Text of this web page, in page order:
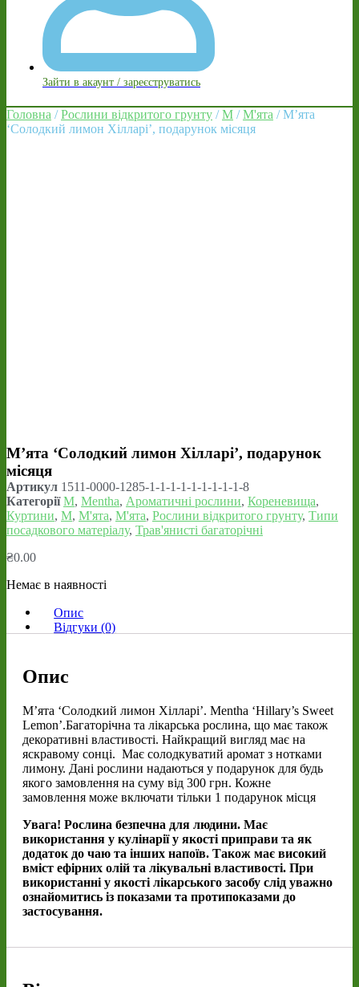
Зайти в акаунт / зареєструватись
Головна /Рослини відкритого грунту /М /М'ята / М’ята
‘Солодкий лимон Хілларі’, подарунок місяця
М’ята ‘Солодкий лимон Хілларі’, подарунок
місяця
Артикул 1511-0000-1285-1-1-1-1-1-1-1-1-1-8
Категорії M, Mentha, Ароматичні рослини, Кореневища,
Куртини, М, М'ята, М'ята, Рослини відкритого грунту, Типи
посадкового матеріалу, Трав'янисті багаторічні
₴0.00
Немає в наявності
Опис
Відгуки (0)
Опис
М’ята ‘Солодкий лимон Хілларі’. Mentha ‘Hillary’s Sweet
Lemon’.Багаторічна та лікарська рослина, що має також
декоративні властивості. Найкращий вигляд має на
яскравому сонці. Має солодкуватий аромат з нотками
лимону. Дані рослини надаються у подарунок для будь
якого замовлення на суму від 300 грн. Кожне
замовлення може включати тільки 1 подарунок місця
Увага! Рослина безпечна для людини. Має
використання у кулінарії у якості приправи та як
додаток до чаю та інших напоїв. Також має високий
вміст ефірних олій та лікувальні властивості. При
використанні у якості лікарського засобу слід уважно
ознайомитись із показами та протипоказами до
застосування.